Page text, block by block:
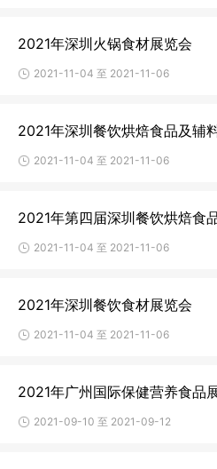
2021年深圳火锅食材展览会
2021-11-04 至 2021-11-06
2021年深圳餐饮烘焙食品及辅
2021-11-04 至 2021-11-06
2021年第四届深圳餐饮烘焙食
2021-11-04 至 2021-11-06
2021年深圳餐饮食材展览会
2021-11-04 至 2021-11-06
2021年广州国际保健营养食品
2021-09-10 至 2021-09-12